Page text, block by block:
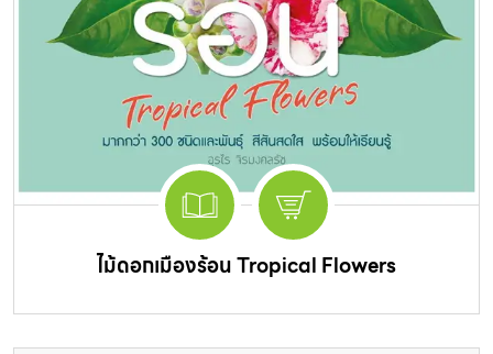
ไม้ดอกเมืองร้อน Tropical Flowers